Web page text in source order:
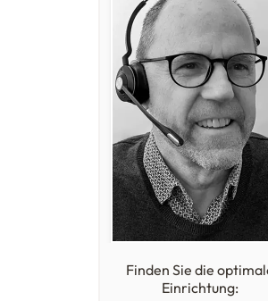
Finden Sie die
Einrichtung: